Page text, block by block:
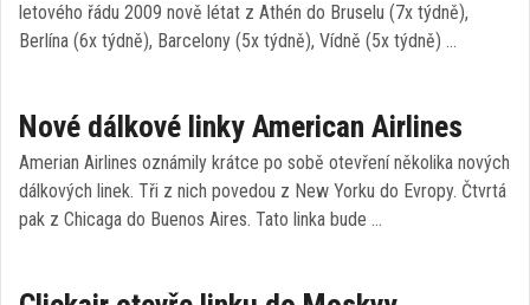
letového řádu 2009 nově létat z Athén do Bruselu (7x týdně),
Berlína (6x týdně), Barcelony (5x týdně), Vídně (5x týdně) …
Nové dálkové linky American Airlines
Amerian Airlines oznámily krátce po sobě otevření několika nových
dálkových linek. Tři z nich povedou z New Yorku do Evropy. Čtvrtá
pak z Chicaga do Buenos Aires. Tato linka bude …